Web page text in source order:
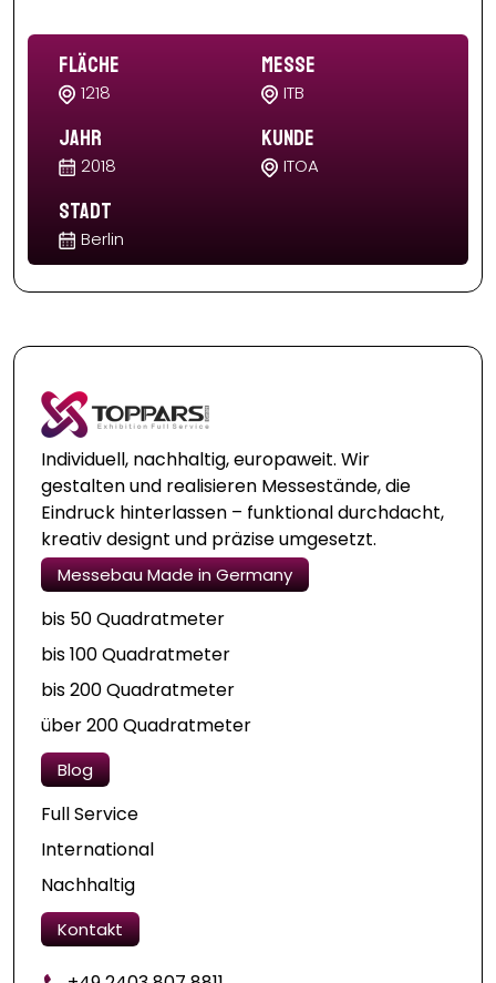
Fläche
1218
Messe
ITB
Jahr
2018
Kunde
ITOA
Stadt
Berlin
Individuell, nachhaltig, europaweit. Wir
gestalten und realisieren Messestände, die
Eindruck hinterlassen – funktional durchdacht,
kreativ designt und präzise umgesetzt.
Messebau Made in Germany
bis 50 Quadratmeter
bis 100 Quadratmeter
bis 200 Quadratmeter
über 200 Quadratmeter
Blog
Full Service
International
Nachhaltig
Kontakt